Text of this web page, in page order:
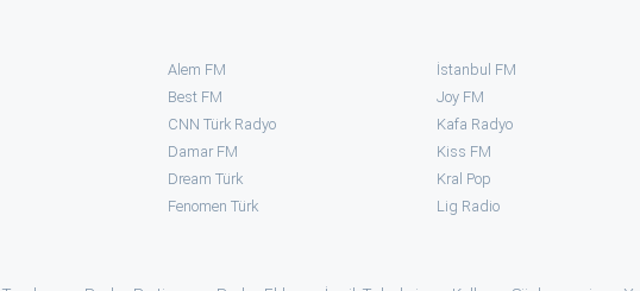
Alem FM
Best FM
CNN Türk Radyo
Damar FM
Dream Türk
Fenomen Türk
İstanbul FM
Joy FM
Kafa Radyo
Kiss FM
Kral Pop
⁠Lig Radio